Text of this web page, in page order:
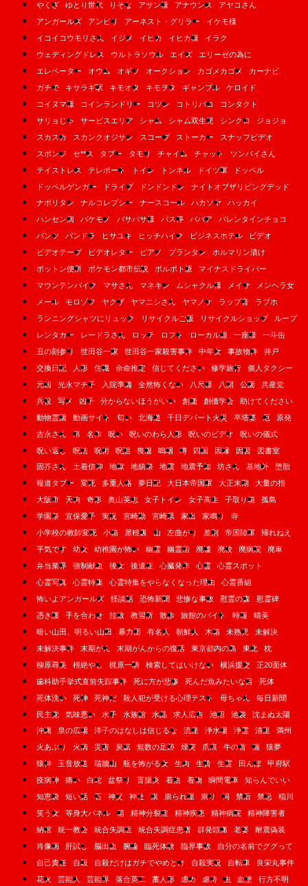
やくざ
ゆとり世代 りそな アサン様 アナウンス
アヤコさん
アンガールズ
アンビリ アーネスト・グリラー
イケモ様
イコイコウモリさん
イジメ イヒカ イヒカ様
イラク
ウェディングドレス
ウルトラソウル エイズ
エリーゼの為に
エレベーター
オウム オギソ オークション カゴメカゴメ
カーナビ
ガチで
キサラギ駅 キモオタ キモヲタ ギャンブル
ケロイド
コイヌマ様
コインランドリー コツン コトリバコ
コンタクト
サリョじゃ
サービスエリア シャム シャム双生児 シンクロ
ジョジョ
スカスカ
スカンクオジサン スコープ ストーカー
スナッフビデオ
スポンジ
セ**ス タブー タモリ チャイム チャット
ツンバイさん
テイストレス
テレポート トイレ トンネル ドイツ軍
ドッペル
ドッペルゲンガー
ドライブ ドンドンドン
ナイトオブザリビングデッド
ナポリタン
ナルコレプシー ナースコール ハカソヤ
ハッカイ
ハンセン病
バケモノ バサバサ様 バス停 ババア
バレンタインチョコ
パンツ
パンドラ ヒサユキ ヒッチハイク ビジネスホテル
ビデオ
ビデオテープ
ビデオレター ピアノ プランタン
ホルマリン漬け
ボットン便所
ポケモン都市伝説 ポルポト派
マイナスドライバー
マウンテンバイク
マサさん マネキン ムシャクル様 メイサ
メンヘラ女
メール
モロゾフ ヤクザ ヤマニシさん ヤマノケ ラップ音
ラブホ
ランニングシャツにリュック
リサイクルご飯 リサイクルショップ
ループ
レンタカー
レードラさん ロッテ ロフト ローカル線 一座様
一斗缶
丑の刻参り
世田谷一家 世田谷一家殺害事件 中年女 事故物件
井戸
交換日記
人形 住職 余命推定 信じてください 修学旅行
個人タクシー
元凶
光永マチ子 入院準備 全然怖くない 八尺様 八開 公園
共産党
兵役
写メ 凶子 分からないほうがいい 創価 創価学会
助けてください
動物霊園
動画サイト 匂い 北海道 千日デパート火災 卒塔婆 厄
原発
吉永さん
吊 名作 呪い 呪いのわら人形 呪いのビデオ
呪いの儀式
呪い返し
呪法 呪術 呪詛 喪服 嗚咽 噂 四国 因縁 因習
図書室
固芥さん
土着信仰 地獄 地鎮祭 地震 地震予知 坊さん 基地外
堕胎
報道タブー
変死 多重人格 夢日記 大日本帝国軍 大正末期
大量の指
大阪市
天狗 奇形 奥山英志 女子トイレ 女子高生 子取り箱
孤島
学園祭
宜保愛子 実況 宮崎勤 宮崎県 家出 家鳴り
寺
小学校の教師変死
小箱 屋根裏 山 左曲がり 差別 帝国陸軍
帰れねえ
平気です
幼女 幼稚園が怖い 幽霊 幽霊船 廃墟 廃校 廃病院
廃車
弁当業界
強制献血 後女 後遺症 心臓発作 心霊
心霊スポット
心霊写真
心霊特集 心霊特集をやらなくなった理由
心霊番組
怖いよアンガールズ
怪談話 恐怖新聞 悲惨な事故 慰霊の森
慰霊碑
憑き護
手を合わせ 拉致 教習所 散歩 旅館のバイト 時報
晴美
暗い山田、明るい山田
暴力団 有名人 朝鮮人 木箱 未熟児
未解決
未解決事件
末期がん 末期がんからの復活 東京都内の島 東北
枕
柳原尋美
根絶やし 梶原一騎 検索してはいけない 横浜援交
正20面体
歯科助手挙式直前失踪事件
死に方が悲惨 死んだ魚みたいな目
死体
死体洗い
死神 死神だ 殺人犯が受ける心理テスト 母ちゃん
毎日新聞
民主党
気味悪い 水子 水族館 水晶 求人広告 池沼 池袋
沈まぬ太陽
沖縄
泉の広場 洋子のはなしは信じるな 流産 浄水場 浄霊 清里
満州
火あぶり
火病 災害 炭鉱 無数の足跡 煙突 爪痕 牛の首 猫
猿夢
猿神
玉音放送 瑞牆山 瓶を怖がる女 生肉 生贄 生霊 田んぼ
甲府駅
疫病神
痛い 白蛇 盆祭り 盲腸炎 着信 着物 瞬間電車
知らんでいい
知恵袋
短い話 石 神父 神社 祟 祟られ屋 祟り 祠 禁后 禁忌
稲川
笑う女
等身大パネル 箱 精神分裂症 精神疾患 精神病院
精神障害者
納棺
統一教会 統合失調症 統合失調症患者 群発頭痛 老婆
耐震偽装
肖像画
肝試し 脳出血 腕輪 臨死体験 臨界事故
自分の名前でググって
自己責任
自殺 自殺だけはガチでやめとけ 自殺実況 自転車
良栄丸事件
花火
芸能人 芸能界 落合英二 藁人形 虐め 虐待 虫 血塗 行方不明